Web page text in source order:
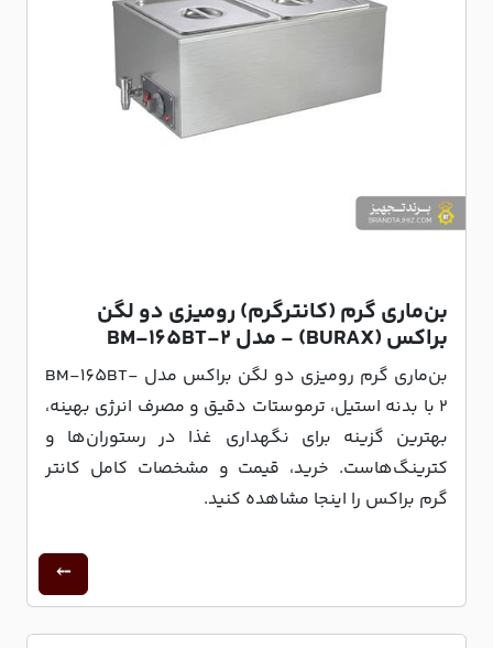
بن‌ماری گرم (کانترگرم) رومیزی دو لگن
براکس (BURAX) - مدل BM-165BT-2
بن‌ماری گرم رومیزی دو لگن براکس مدل BM-165BT-
2 با بدنه استیل، ترموستات دقیق و مصرف انرژی بهینه،
بهترین گزینه برای نگهداری غذا در رستوران‌ها و
کترینگ‌هاست. خرید، قیمت و مشخصات کامل کانتر
گرم براکس را اینجا مشاهده کنید.